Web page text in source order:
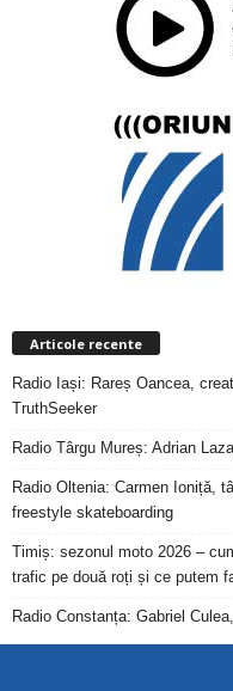
Articole recente
Radio Iași: Rareș Oancea,
TruthSeeker
Radio Târgu Mureș: Adrian
Radio Oltenia: Carmen Ioniță,
freestyle skateboarding
Timiș: sezonul moto 2026 –
trafic pe două roți și ce putem
Radio Constanța: Gabriel